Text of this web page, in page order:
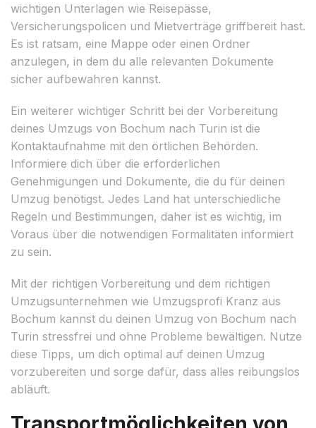
wichtigen Unterlagen wie Reisepässe,
Versicherungspolicen und Mietverträge griffbereit hast.
Es ist ratsam, eine Mappe oder einen Ordner
anzulegen, in dem du alle relevanten Dokumente
sicher aufbewahren kannst.
Ein weiterer wichtiger Schritt bei der Vorbereitung
deines Umzugs von Bochum nach Turin ist die
Kontaktaufnahme mit den örtlichen Behörden.
Informiere dich über die erforderlichen
Genehmigungen und Dokumente, die du für deinen
Umzug benötigst. Jedes Land hat unterschiedliche
Regeln und Bestimmungen, daher ist es wichtig, im
Voraus über die notwendigen Formalitäten informiert
zu sein.
Mit der richtigen Vorbereitung und dem richtigen
Umzugsunternehmen wie Umzugsprofi Kranz aus
Bochum kannst du deinen Umzug von Bochum nach
Turin stressfrei und ohne Probleme bewältigen. Nutze
diese Tipps, um dich optimal auf deinen Umzug
vorzubereiten und sorge dafür, dass alles reibungslos
abläuft.